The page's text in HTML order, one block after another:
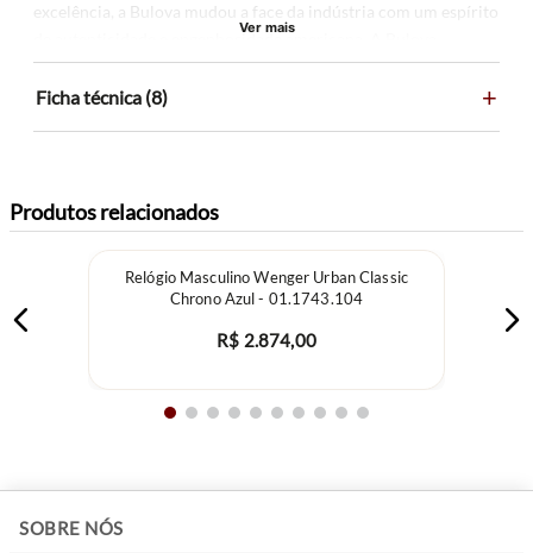
excelência, a Bulova mudou a face da indústria com um espírito
de autenticidade e engenhosidade americana. A Bulova
permaneceu fiel ao seu legado - dominando a arte clássica de
cronometragem enquanto sempre abraça o futuro. Um relógio
MATERIAL CAIXA: Aço Inoxidável
MATERIAL PULSEIRA: Aço Inoxidável
PESO APROXIMADO: 176 Gramas
TAMANHO CAIXA: 42 mm (SEM COROA) / 44.8 mm (COM
ESPESSURA CAIXA: 12.9 mm aproximadamente
VIDRO: Cristal Mineral
Ver mais
Ficha técnica (8) +
Produtos relacionados
Relógio Masculino Wenger Urban Classic
Chrono Azul - 01.1743.104
R$ 2.874,00
SOBRE NÓS